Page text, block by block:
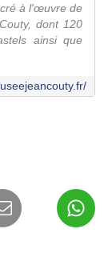
à l'œuvre de
dont 120
ainsi que